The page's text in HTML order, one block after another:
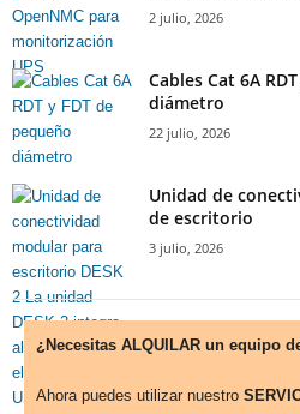
2 julio, 2026
Cables Cat 6A
diámetro
22 julio, 2026
Unidad de
de escritorio
3 julio, 2026
¿Necesitas ALQUILAR un equipo
Ahora puedes utilizar nuestro